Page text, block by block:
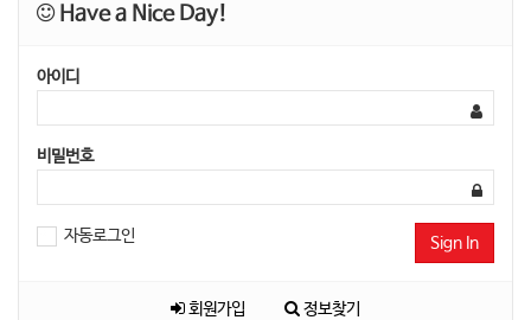
Have a Nice Day!
아이디
비밀번호
자동로그인 Sign In
회원가입 정보찾기